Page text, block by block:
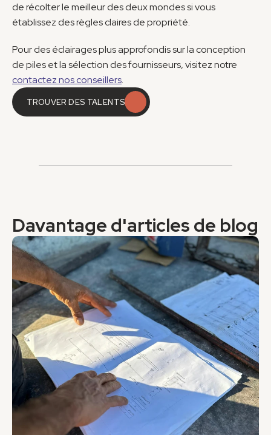
de récolter le meilleur des deux mondes si vous
établissez des règles claires de propriété.
Pour des éclairages plus approfondis sur la conception
contactez nos conseillers.
TROUVER DES TALENTS
Davantage d'articles de blog